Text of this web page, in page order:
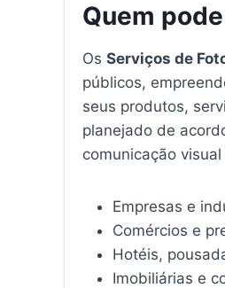
Quem
Os Serviços de
públicos,
seus produtos,
planejado de
comunicação
Empresas e
Comércios e
Hotéis,
Imobiliárias e